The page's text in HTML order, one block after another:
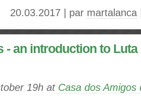
20.03.2017 | par martalanca
- an introduction to
19h atCasa dos Amigos